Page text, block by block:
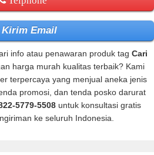
Kirim Email
info atau penawaran produk tag Cari
harga murah kualitas terbaik? Kami
terpercaya yang menjual aneka jenis
promosi, dan tenda posko darurat
5779-5508 untuk konsultasi gratis
ke seluruh Indonesia.